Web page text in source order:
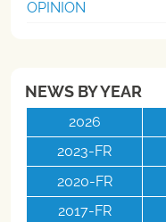
OPINION
NEWS BY YEAR
2026
2023-FR
2020-FR
2017-FR